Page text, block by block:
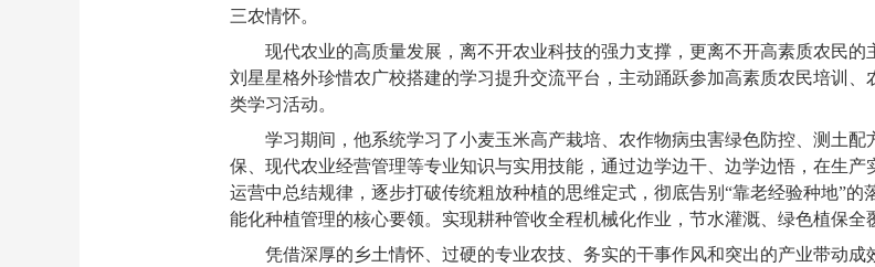
三农情怀。
现代农业的高质量发展，离不开农业科技的强力支撑，更离不开高素质农民的
刘星星格外珍惜农广校搭建的学习提升交流平台，主动踊跃参加高素质农民培训
类学习活动。
学习期间，他系统学习了小麦玉米高产栽培、农作物病虫害绿色防控、测土
保、现代农业经营管理等专业知识与实用技能，通过边学边干、边学边悟，在生
运营中总结规律，逐步打破传统粗放种植的思维定式，彻底告别“靠老经验种地”
能化种植管理的核心要领。实现耕种管收全程机械化作业，节水灌溉、绿色植保全
凭借深厚的乡土情怀、过硬的专业农技、务实的干事作风和突出的产业带动